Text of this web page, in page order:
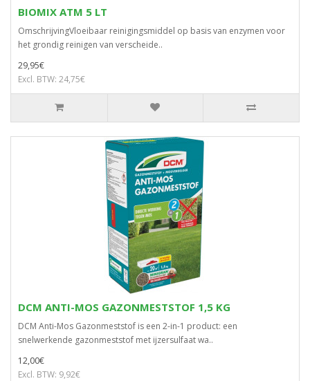
BIOMIX ATM 5 LT
OmschrijvingVloeibaar reinigingsmiddel op basis van enzymen voor
het grondig reinigen van verscheide..
29,95€
Excl. BTW: 24,75€
DCM ANTI-MOS GAZONMESTSTOF 1,5 KG
DCM Anti-Mos Gazonmeststof is een 2-in-1 product: een
snelwerkende gazonmeststof met ijzersulfaat wa..
12,00€
Excl. BTW: 9,92€